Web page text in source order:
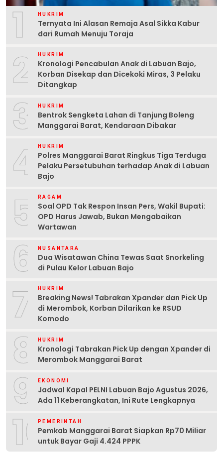
1 HUKRIM
Ternyata Ini Alasan Remaja Asal Sikka Kabur
dari Rumah Menuju Toraja
2 HUKRIM
Kronologi Pencabulan Anak di Labuan Bajo,
Korban Disekap dan Dicekoki Miras, 3 Pelaku
Ditangkap
3 HUKRIM
Bentrok Sengketa Lahan di Tanjung Boleng
Manggarai Barat, Kendaraan Dibakar
4 HUKRIM
Polres Manggarai Barat Ringkus Tiga Terduga
Pelaku Persetubuhan terhadap Anak di Labuan
Bajo
5 RAGAM
Soal OPD Tak Respon Insan Pers, Wakil Bupati:
OPD Harus Jawab, Bukan Mengabaikan
Wartawan
6 NUSANTARA
Dua Wisatawan China Tewas Saat Snorkeling
di Pulau Kelor Labuan Bajo
7 HUKRIM
Breaking News! Tabrakan Xpander dan Pick Up
di Merombok, Korban Dilarikan ke RSUD
Komodo
8 HUKRIM
Kronologi Tabrakan Pick Up dengan Xpander di
Merombok Manggarai Barat
9 EKONOMI
Jadwal Kapal PELNI Labuan Bajo Agustus 2026,
Ada 11 Keberangkatan, Ini Rute Lengkapnya
10PEMERINTAH
Pemkab Manggarai Barat Siapkan Rp70 Miliar
untuk Bayar Gaji 4.424 PPPK